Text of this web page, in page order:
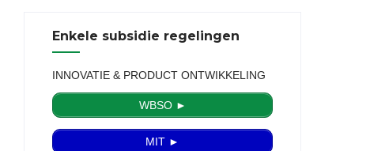
Enkele subsidie regelingen
INNOVATIE & PRODUCT ONTWIKKELING
WBSO ►
MIT ►